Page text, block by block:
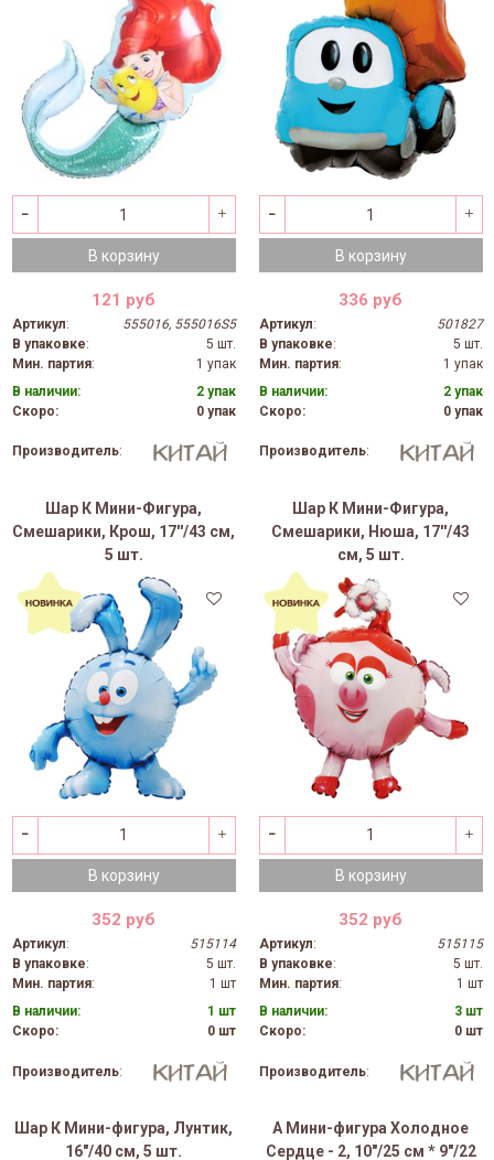
В корзину
121 руб
Артикул:
555016, 555016S5
В упаковке:
5 шт.
Мин. партия:
1 упак
В наличии:
2 упак
Скоро:
0 упак
Производитель:
В корзину
336 руб
Артикул:
501827
В упаковке:
5 шт.
Мин. партия:
1 упак
В наличии:
2 упак
Скоро:
0 упак
Производитель:
Шар К Мини-Фигура,
Смешарики, Крош, 17''/43 см,
5 шт.
В корзину
352 руб
Артикул:
515114
В упаковке:
5 шт.
Мин. партия:
1 шт
В наличии:
1 шт
Скоро:
0 шт
Производитель:
Шар К Мини-Фигура,
Смешарики, Нюша, 17''/43
см, 5 шт.
В корзину
352 руб
Артикул:
515115
В упаковке:
5 шт.
Мин. партия:
1 шт
В наличии:
3 шт
Скоро:
0 шт
Производитель:
Шар К Мини-фигура, Лунтик,
16"/40 см, 5 шт.
А Мини-фигура Холодное
Cердце - 2, 10"/25 см * 9"/22